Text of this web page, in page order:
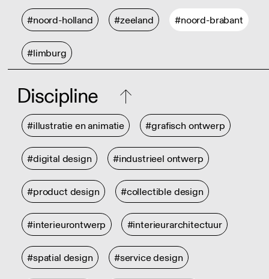
#noord-holland #zeeland #noord-brabant
#limburg
Discipline
#illustratie en animatie #grafisch ontwerp
#digital design #industrieel ontwerp
#product design #collectible design
#interieurontwerp #interieurarchitectuur
#spatial design #service design